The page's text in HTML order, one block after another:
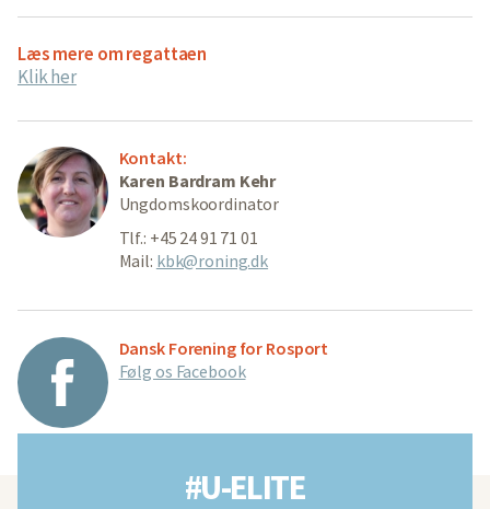
Læs mere om regattaen
Klik her
Kontakt:
Karen Bardram Kehr
Ungdomskoordinator
Tlf.: +45 24 91 71 01
Mail: kbk@roning.dk
Dansk Forening for Rosport
Følg os Facebook
#U-ELITE